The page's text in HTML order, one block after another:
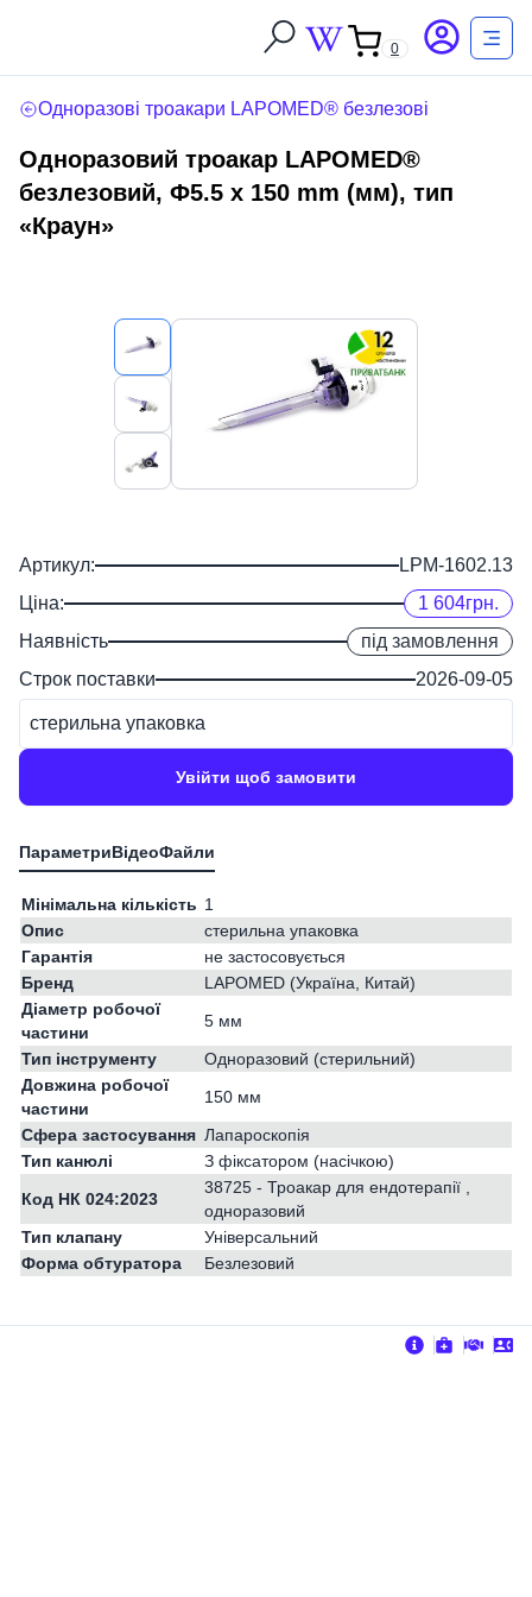
0
Одноразові троакари LAPOMED® безлезові
Одноразовий троакар LAPOMED®
безлезовий, Ф5.5 x 150 mm (мм), тип
«Краун»
Артикул:
LPM-1602.13
Ціна:
1 604грн.
Наявність
під замовлення
Строк поставки
2026-09-05
стерильна упаковка
Увійти щоб замовити
Мінімальна кількість 1
Опис
стерильна упаковка
Гарантія
не застосовується
Бренд
LAPOMED (Україна, Китай)
Діаметр робочої
частини
5 мм
Тип інструменту
Одноразовий (стерильний)
Довжина робочої
частини
150 мм
Сфера застосування Лапароскопія
Тип канюлі
З фіксатором (насічкою)
Код НК 024:2023
38725 - Троакар для ендотерапії ,
одноразовий
Тип клапану
Універсальний
Форма обтуратора
Безлезовий